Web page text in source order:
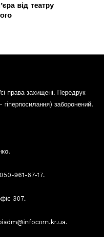
від театру
права захищені. Передрук
заборонений.
961-67-17.
307.